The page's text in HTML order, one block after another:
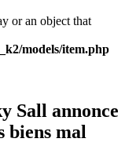
or an object that
models/item.php
Sall annonce
biens mal